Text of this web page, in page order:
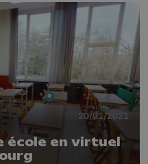
20/01/2021
école en virtuel